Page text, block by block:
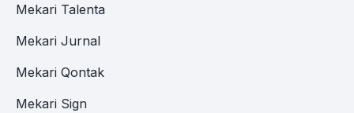
Mekari Talenta
Mekari Jurnal
Mekari Qontak
Mekari Sign